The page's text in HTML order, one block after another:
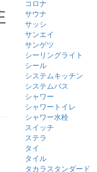
コロナ
サウナ
サッシ
サンエイ
サンゲツ
シーリングライト
シール
システムキッチン
システムバス
シャワー
シャワートイレ
シャワー水栓
スイッチ
ステラ
タイ
タイル
タカラスタンダード